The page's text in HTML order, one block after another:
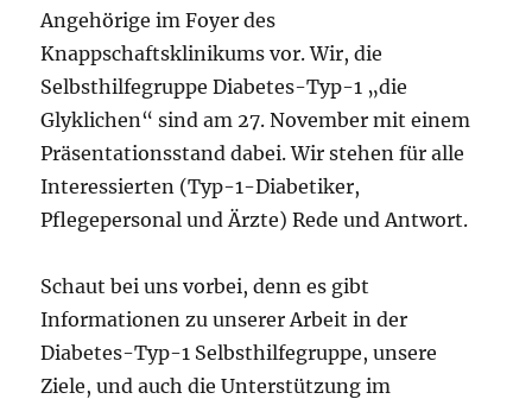
Angehörige im Foyer des
Knappschaftsklinikums vor. Wir, die
Selbsthilfegruppe Diabetes-Typ-1 „die
Glyklichen“ sind am 27. November mit einem
Präsentationsstand dabei. Wir stehen für alle
Interessierten (Typ-1-Diabetiker,
Pflegepersonal und Ärzte) Rede und Antwort.
Schaut bei uns vorbei, denn es gibt
Informationen zu unserer Arbeit in der
Diabetes-Typ-1 Selbsthilfegruppe, unsere
Ziele, und auch die Unterstützung im